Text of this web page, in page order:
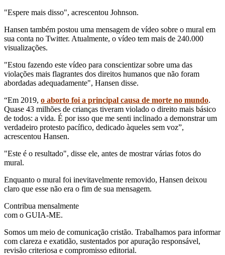
"Espere mais disso", acrescentou Johnson.
Hansen também postou uma mensagem de vídeo sobre o mural em
sua conta no Twitter. Atualmente, o vídeo tem mais de 240.000
visualizações.
"Estou fazendo este vídeo para conscientizar sobre uma das
violações mais flagrantes dos direitos humanos que não foram
abordadas adequadamente", Hansen disse.
“Em 2019, o aborto foi a principal causa de morte no mundo.
Quase 43 milhões de crianças tiveram violado o direito mais básico
de todos: a vida. É por isso que me senti inclinado a demonstrar um
verdadeiro protesto pacífico, dedicado àqueles sem voz”,
acrescentou Hansen.
"Este é o resultado", disse ele, antes de mostrar várias fotos do
mural.
Enquanto o mural foi inevitavelmente removido, Hansen deixou
claro que esse não era o fim de sua mensagem.
Contribua mensalmente
com o GUIA-ME.
Somos um meio de comunicação cristão. Trabalhamos para informar
com clareza e exatidão, sustentados por apuração responsável,
revisão criteriosa e compromisso editorial.